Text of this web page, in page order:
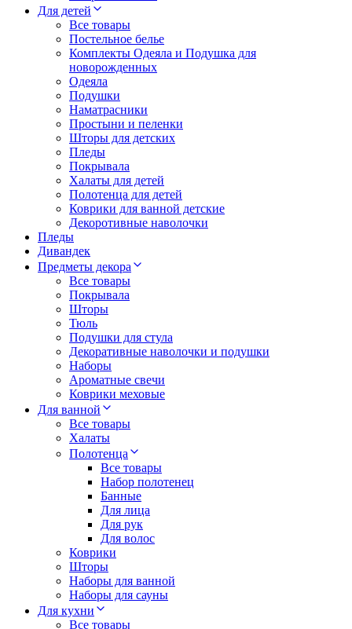
Для детей
Все товары
Постельное белье
Комплекты Одеяла и Подушка для
новорожденных
Одеяла
Подушки
Наматрасники
Простыни и пеленки
Шторы для детских
Пледы
Покрывала
Халаты для детей
Полотенца для детей
Коврики для ванной детские
Декоротивные наволочки
Пледы
Дивандек
Предметы декора
Все товары
Покрывала
Шторы
Тюль
Подушки для стула
Декоративные наволочки и подушки
Наборы
Ароматные свечи
Коврики меховые
Для ванной
Все товары
Халаты
Полотенца
Все товары
Набор полотенец
Банные
Для лица
Для рук
Для волос
Коврики
Шторы
Наборы для ванной
Наборы для сауны
Для кухни
Все товары